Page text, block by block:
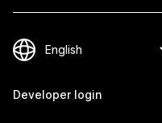
Developer login